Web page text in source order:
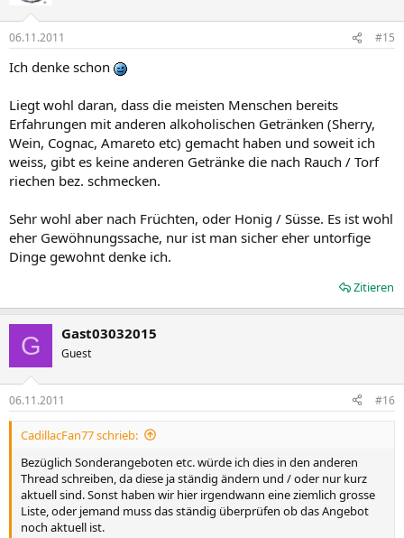
06.11.2011 #15
Ich denke schon
Liegt wohl daran, dass die meisten Menschen bereits
Erfahrungen mit anderen alkoholischen Getränken (Sherry,
Wein, Cognac, Amareto etc) gemacht haben und soweit ich
weiss, gibt es keine anderen Getränke die nach Rauch / Torf
riechen bez. schmecken.
Sehr wohl aber nach Früchten, oder Honig / Süsse. Es ist wohl
eher Gewöhnungssache, nur ist man sicher eher untorfige
Dinge gewohnt denke ich.
Zitieren
G Gast03032015
Guest
06.11.2011 #16
CadillacFan77 schrieb:
Bezüglich Sonderangeboten etc. würde ich dies in den anderen
Thread schreiben, da diese ja ständig ändern und / oder nur kurz
aktuell sind. Sonst haben wir hier irgendwann eine ziemlich grosse
Liste, oder jemand muss das ständig überprüfen ob das Angebot
noch aktuell ist.